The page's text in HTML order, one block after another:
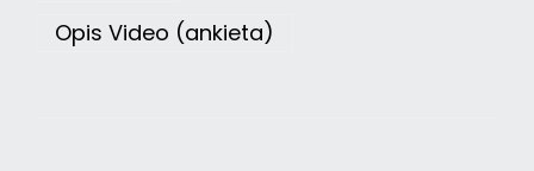
Opis Video (ankieta)